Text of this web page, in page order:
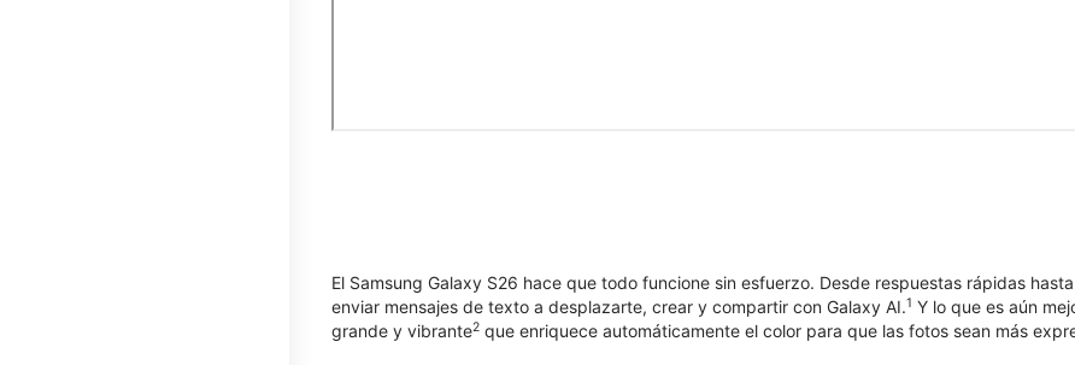
El Samsung Galaxy S26 hace que todo funcione sin esfuerzo. Desde respuestas rápidas
enviar mensajes de texto a desplazarte, crear y compartir con Galaxy AI.1 Y lo que es aún
grande y vibrante2 que enriquece automáticamente el color para que las fotos sean más